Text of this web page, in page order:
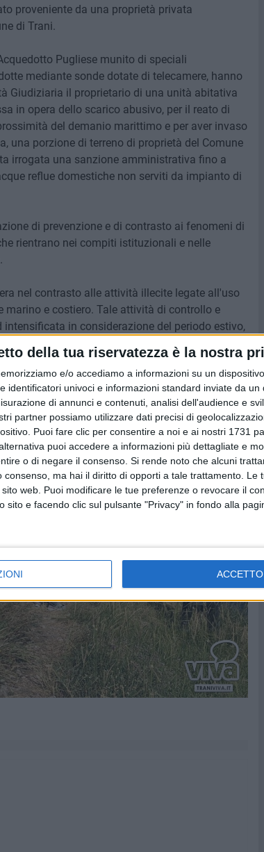
della tua riservatezza è la nostra
e/o accediamo a informazioni su un
identificatori univoci e informazioni standard inviate da un
di annunci e contenuti, analisi dell'audience e
partner possiamo utilizzare dati precisi di
Puoi fare clic per consentire a noi e ai nostri 1731
puoi accedere a informazioni più dettagliate e
o di negare il consenso. Si rende noto che alcuni
consenso, ma hai il diritto di opporti a tale trattamento. Le
web. Puoi modificare le tue preferenze o revocare il
sito e facendo clic sul pulsante "Privacy" in fondo alla
ACCETTO
proveniente da una proprietà privata
di Trani.
Pugliese munito di speciali
mediante sonde dotate di telecamere, hanno
Giudiziaria il proprietario di una unità abitativa
in opera dello scarico abusivo, per il reato di
del demanio marittimo e per aver invaso
una porzione di terreno di proprietà del Comune
irrogata una sanzione amministrativa fino a
reflue domestiche non serviti da impianto di
di prevenzione e di contrasto ai fenomeni di
rientrano nei compiti istituzionali e nelle
nel contrasto alle attività illecite legate all'uso
e costiero. Tale attività di controllo e
in considerazione del periodo estivo,
alla prevenzione, mediante campagne di
alla repressione di qualsiasi atto illecito.